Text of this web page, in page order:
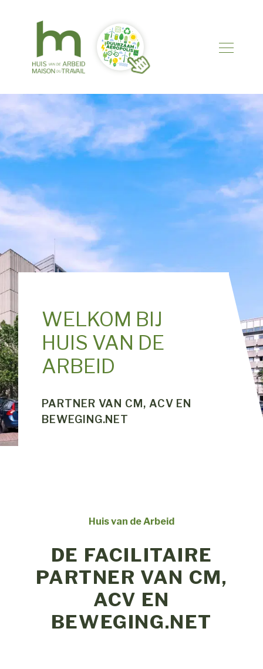
WELKOM BIJ
HUIS VAN DE
ARBEID
PARTNER VAN CM, ACV EN
BEWEGING.NET
Huis van de Arbeid
DE FACILITAIRE
PARTNER VAN CM,
ACV EN
BEWEGING.NET